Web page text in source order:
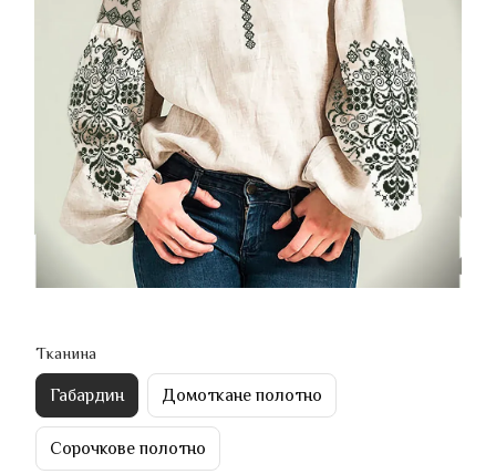
Тканина
Габардин Домоткане полотно
Сорочкове полотно